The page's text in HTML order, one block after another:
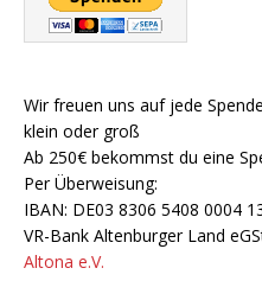
Wir freuen uns auf jede Spende
klein oder groß
Ab 250€ bekommst du eine
Per Überweisung:
IBAN: DE03 8306 5408 0004
VR-Bank Altenburger Land
Altona e.V.